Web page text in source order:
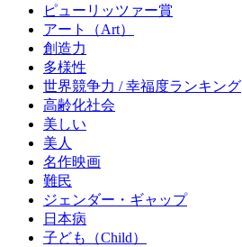
ピューリッツァー賞
アート（Art）
創造力
多様性
世界競争力 / 幸福度ランキング
高齢化社会
美しい
美人
名作映画
難民
ジェンダー・ギャップ
日本病
子ども（Child）